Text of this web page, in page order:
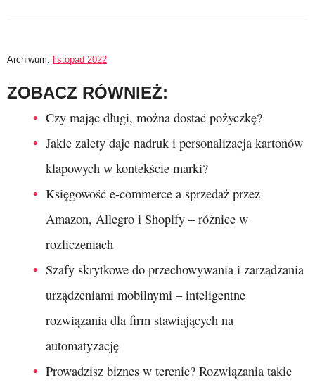
Archiwum: listopad 2022
ZOBACZ RÓWNIEŻ:
Czy mając długi, można dostać pożyczkę?
Jakie zalety daje nadruk i personalizacja kartonów
klapowych w kontekście marki?
Księgowość e-commerce a sprzedaż przez
Amazon, Allegro i Shopify – różnice w
rozliczeniach
Szafy skrytkowe do przechowywania i zarządzania
urządzeniami mobilnymi – inteligentne
rozwiązania dla firm stawiających na
automatyzację
Prowadzisz biznes w terenie? Rozwiązania takie